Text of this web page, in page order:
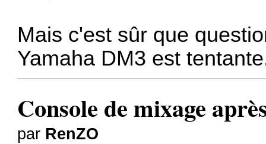
Mais c'est sûr que
Yamaha DM3 est
Console de mixage
par RenZO